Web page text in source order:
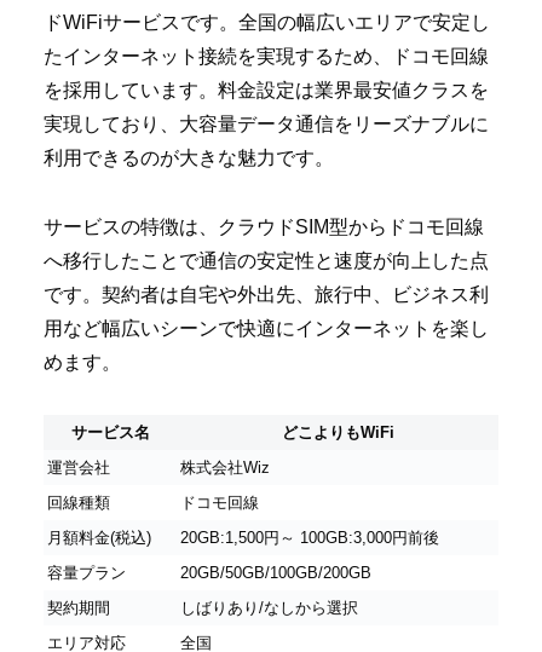
ドWiFiサービスです。全国の幅広いエリアで安定し
たインターネット接続を実現するため、ドコモ回線
を採用しています。料金設定は業界最安値クラスを
実現しており、大容量データ通信をリーズナブルに
利用できるのが大きな魅力です。
サービスの特徴は、クラウドSIM型からドコモ回線
へ移行したことで通信の安定性と速度が向上した点
です。契約者は自宅や外出先、旅行中、ビジネス利
用など幅広いシーンで快適にインターネットを楽し
めます。
サービス名
どこよりもWiFi
運営会社
株式会社Wiz
回線種類
ドコモ回線
月額料金(税込)
20GB:1,500円～ 100GB:3,000円前後
容量プラン
20GB/50GB/100GB/200GB
契約期間
しばりあり/なしから選択
エリア対応
全国